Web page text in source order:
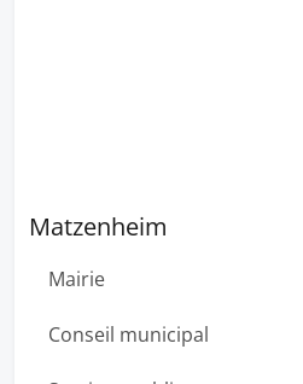
Matzenheim
Mairie
Conseil municipal